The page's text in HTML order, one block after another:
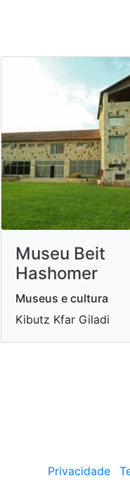
Museu Beit
Hashomer
Museus e cultura
Kibutz Kfar Giladi
Privacidade